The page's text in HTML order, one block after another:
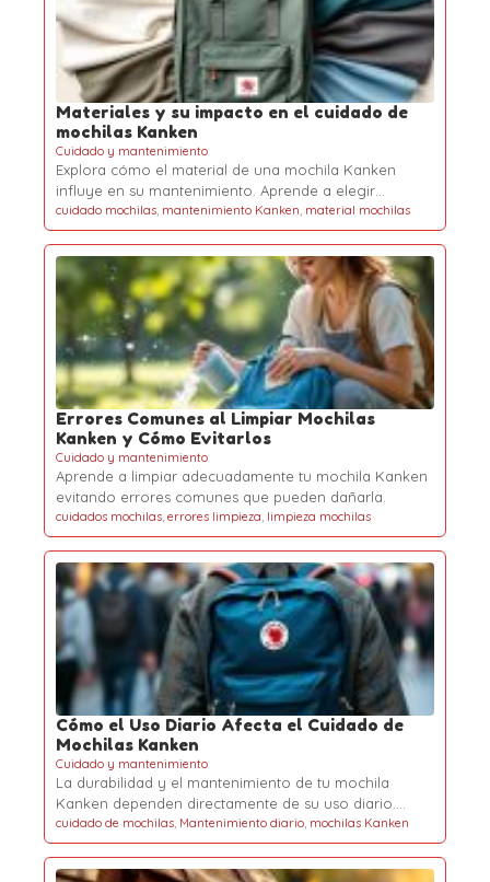
Materiales y su impacto en el cuidado de
mochilas Kanken
Cuidado y mantenimiento
Explora cómo el material de una mochila Kanken
influye en su mantenimiento. Aprende a elegir…
cuidado mochilas, mantenimiento Kanken, material mochilas
Errores Comunes al Limpiar Mochilas
Kanken y Cómo Evitarlos
Cuidado y mantenimiento
Aprende a limpiar adecuadamente tu mochila Kanken
evitando errores comunes que pueden dañarla.
cuidados mochilas, errores limpieza, limpieza mochilas
Cómo el Uso Diario Afecta el Cuidado de
Mochilas Kanken
Cuidado y mantenimiento
La durabilidad y el mantenimiento de tu mochila
Kanken dependen directamente de su uso diario.…
cuidado de mochilas, Mantenimiento diario, mochilas Kanken